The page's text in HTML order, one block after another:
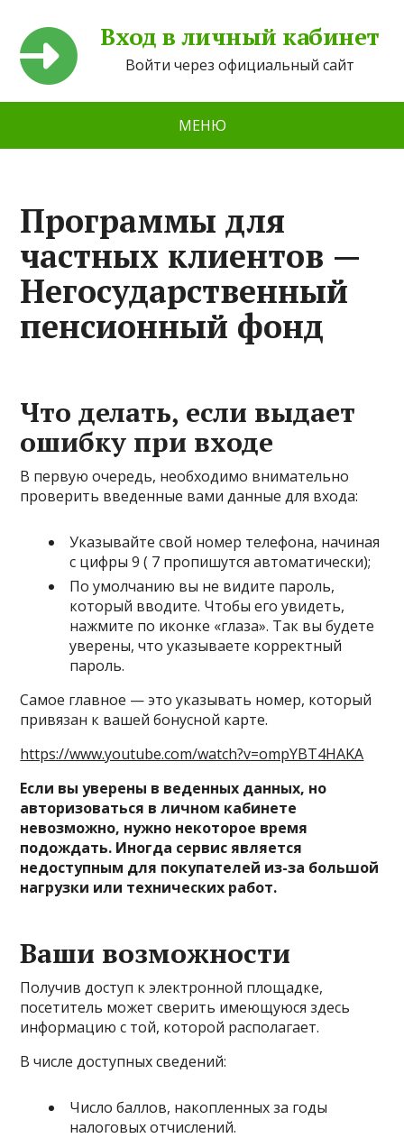
Вход в личный кабинет
Войти через официальный сайт
МЕНЮ
Программы для
частных клиентов —
Негосударственный
пенсионный фонд
Что делать, если выдает
ошибку при входе
В первую очередь, необходимо внимательно
проверить введенные вами данные для входа:
Указывайте свой номер телефона, начиная
с цифры 9 ( 7 пропишутся автоматически);
По умолчанию вы не видите пароль,
который вводите. Чтобы его увидеть,
нажмите по иконке «глаза». Так вы будете
уверены, что указываете корректный
пароль.
Самое главное — это указывать номер, который
привязан к вашей бонусной карте.
https://www.youtube.com/watch?v=ompYBT4HAKA
Если вы уверены в веденных данных, но
авторизоваться в личном кабинете
невозможно, нужно некоторое время
подождать. Иногда сервис является
недоступным для покупателей из-за большой
нагрузки или технических работ.
Ваши возможности
Получив доступ к электронной площадке,
посетитель может сверить имеющуюся здесь
информацию с той, которой располагает.
В числе доступных сведений:
Число баллов, накопленных за годы
налоговых отчислений.